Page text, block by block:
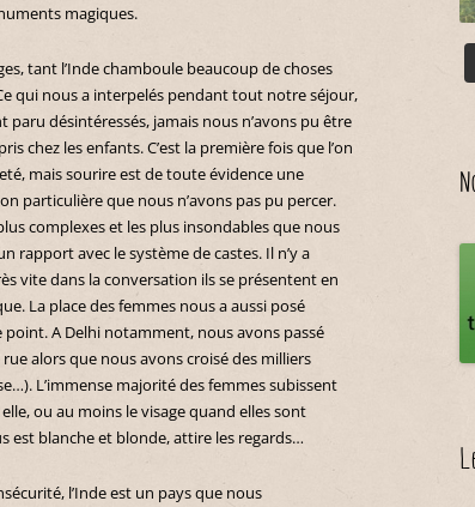
magiques.
tant l’Inde chamboule beaucoup de choses
qui nous a interpelés pendant tout notre séjour,
paru désintéressés, jamais nous n’avons pu être
chez les enfants. C’est la première fois que l’on
mais sourire est de toute évidence une
particulière que nous n’avons pas pu percer.
complexes et les plus insondables que nous
rapport avec le système de castes. Il n’y a
vite dans la conversation ils se présentent en
La place des femmes nous a aussi posé
A Delhi notamment, nous avons passé
alors que nous avons croisé des milliers
L’immense majorité des femmes subissent
ou au moins le visage quand elles sont
est blanche et blonde, attire les regards…
l’Inde est un pays que nous